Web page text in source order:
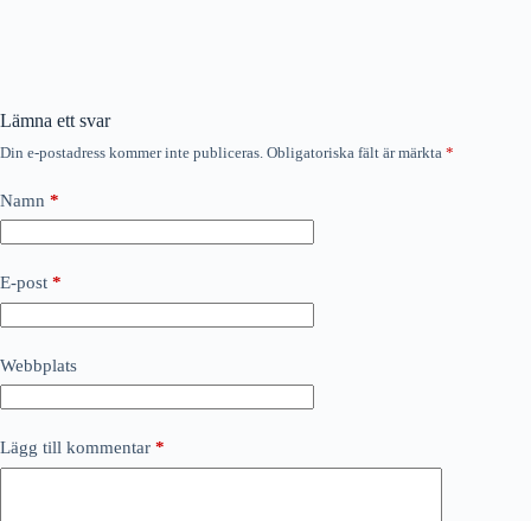
Lämna ett svar
Din e-postadress kommer inte publiceras. Obligatoriska fält är märkta *
Namn *
E-post *
Webbplats
Lägg till kommentar *